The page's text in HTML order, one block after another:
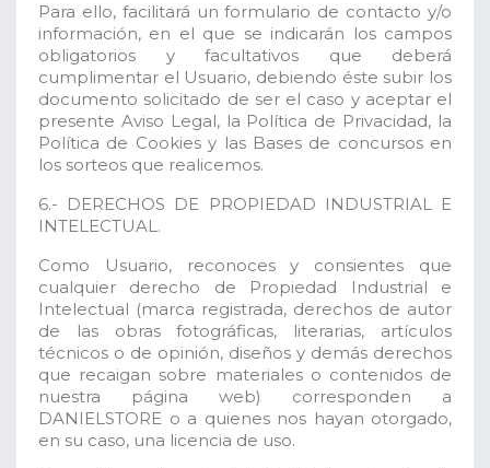
Para ello, facilitará un formulario de contacto y/o
información, en el que se indicarán los campos
obligatorios y facultativos que deberá
cumplimentar el Usuario, debiendo éste subir los
documento solicitado de ser el caso y aceptar el
presente Aviso Legal, la Política de Privacidad, la
Política de Cookies y las Bases de concursos en
los sorteos que realicemos.
6.- DERECHOS DE PROPIEDAD INDUSTRIAL E
INTELECTUAL.
Como Usuario, reconoces y consientes que
cualquier derecho de Propiedad Industrial e
Intelectual (marca registrada, derechos de autor
de las obras fotográficas, literarias, artículos
técnicos o de opinión, diseños y demás derechos
que recaigan sobre materiales o contenidos de
nuestra página web) corresponden a
DANIELSTORE o a quienes nos hayan otorgado,
en su caso, una licencia de uso.